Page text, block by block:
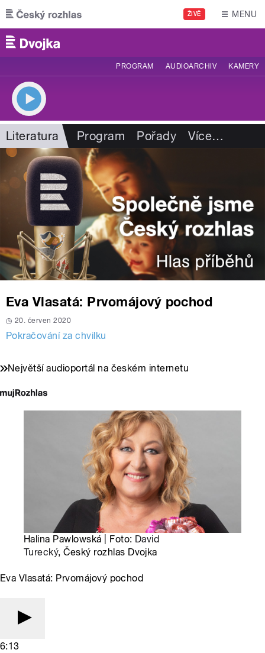
Přejít k hlavnímu obsahu
ŽIVĚ MENU
PROGRAM AUDIOARCHIV KAMERY
Literatura Program Pořady Více…
Eva Vlasatá: Prvomájový pochod
20. červen 2020
Pokračování za chvilku
Největší audioportál na českém internetu
Halina Pawlowská | Foto: David
Turecký, Český rozhlas Dvojka
Eva Vlasatá: Prvomájový pochod
6:13